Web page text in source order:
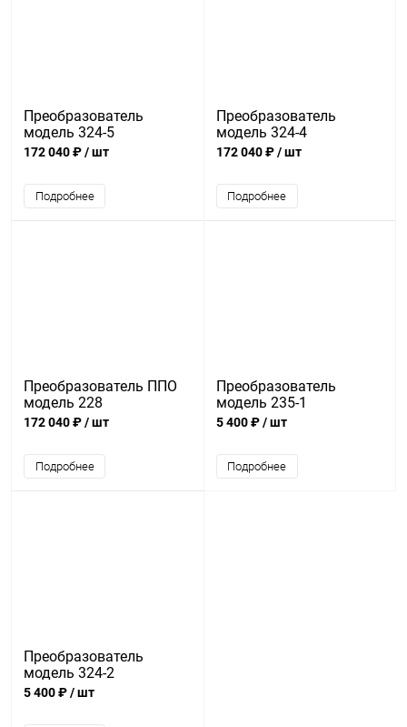
Преобразователь
модель 324-5
172 040 ₽/ шт
Подробнее
Преобразователь
модель 324-4
172 040 ₽/ шт
Подробнее
Преобразователь ППО
модель 228
172 040 ₽/ шт
Подробнее
Преобразователь
модель 235-1
5 400 ₽/ шт
Подробнее
Преобразователь
модель 324-2
5 400 ₽/ шт